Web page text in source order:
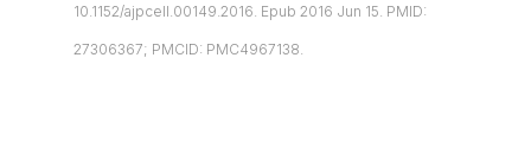
10.1152/ajpcell.00149.2016. Epub 2016 Jun 15. PMID:
27306367; PMCID: PMC4967138.